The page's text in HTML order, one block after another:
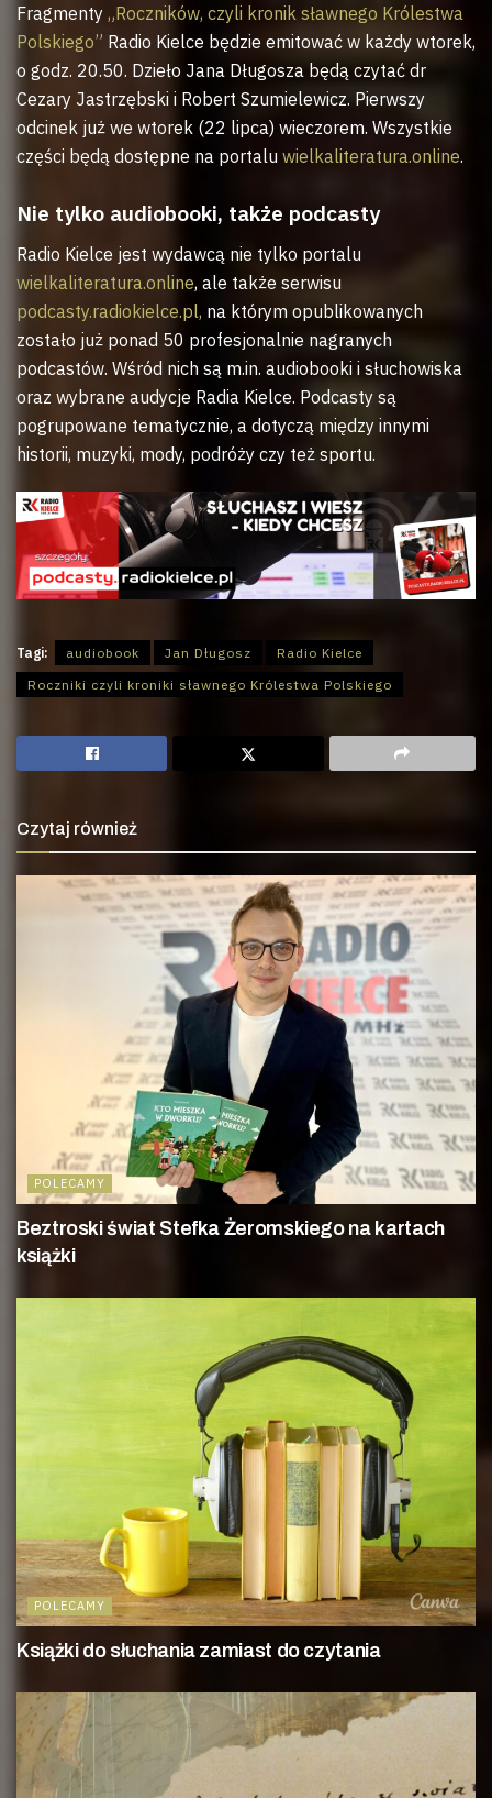
Fragmenty „Roczników, czyli kronik sławnego Królestwa
Polskiego” Radio Kielce będzie emitować w każdy wtorek,
o godz. 20.50. Dzieło Jana Długosza będą czytać dr
Cezary Jastrzębski i Robert Szumielewicz. Pierwszy
odcinek już we wtorek (22 lipca) wieczorem. Wszystkie
części będą dostępne na portalu wielkaliteratura.online.
Nie tylko audiobooki, także podcasty
Radio Kielce jest wydawcą nie tylko portalu
wielkaliteratura.online, ale także serwisu
podcasty.radiokielce.pl, na którym opublikowanych
zostało już ponad 50 profesjonalnie nagranych
podcastów. Wśród nich są m.in. audiobooki i słuchowiska
oraz wybrane audycje Radia Kielce. Podcasty są
pogrupowane tematycznie, a dotyczą między innymi
historii, muzyki, mody, podróży czy też sportu.
Tagi: audiobook Jan Długosz
Radio Kielce
Roczniki czyli kroniki sławnego Królestwa Polskiego
Czytaj również
POLECAMY
Beztroski świat Stefka Żeromskiego na kartach
książki
POLECAMY
Książki do słuchania zamiast do czytania